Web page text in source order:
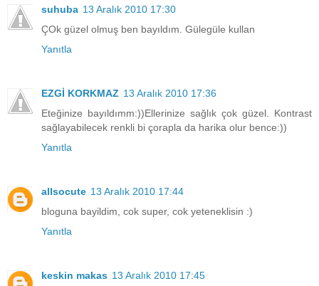
suhuba 13 Aralık 2010 17:30
ÇOk güzel olmuş ben bayıldım. Gülegüle kullan
Yanıtla
EZGİ KORKMAZ 13 Aralık 2010 17:36
Eteğinize bayıldımm:))Ellerinize sağlık çok güzel. Kontrast
sağlayabilecek renkli bi çorapla da harika olur bence:))
Yanıtla
allsocute 13 Aralık 2010 17:44
bloguna bayildim, cok super, cok yeteneklisin :)
Yanıtla
keskin makas 13 Aralık 2010 17:45